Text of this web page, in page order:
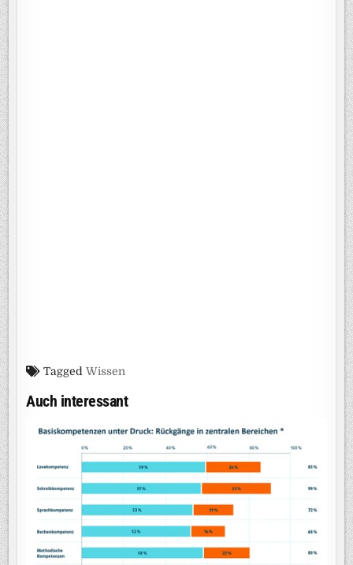
TaggedWissen
Auch interessant